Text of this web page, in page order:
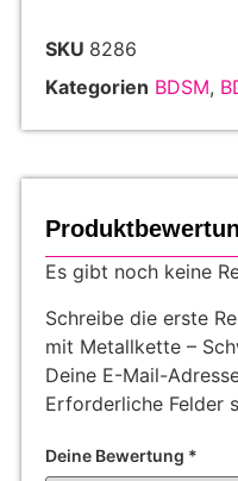
SKU 8286
Kategorien BDSM,
Es gibt noch keine
Schreibe die erste
mit Metallkette –
Deine E-Mail-
Erforderliche Felder
Deine Bewertung *